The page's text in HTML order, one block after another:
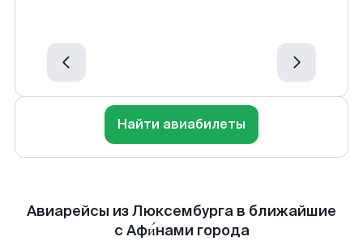
Найти авиабилеты
Авиарейсы из Люксембурга в ближайшие
с Афи́нами города